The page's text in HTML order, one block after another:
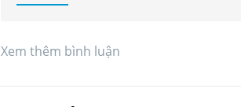
Xem thêm bình luận